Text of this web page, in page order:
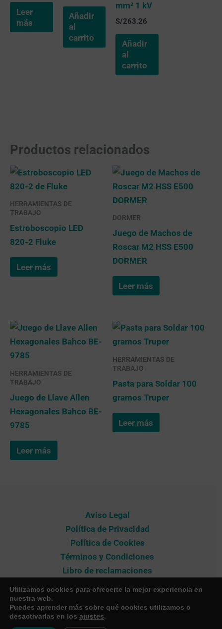
Leer
más
Añadir
al
carrito
mm² 1 kV
S/263.26
Añadir
al
carrito
Productos relacionados
HERRAMIENTAS DE
TRABAJO
Estroboscopio LED
820-2 Fluke
Leer más
DORMER
Juego de Machos de
Roscar M2 HSS E500
DORMER
Leer más
HERRAMIENTAS DE
TRABAJO
Juego de Llave Allen
Hexagonales Bahco BE-
9785
Leer más
HERRAMIENTAS DE
TRABAJO
Pasta para Soldar 100
gramos Truper
Leer más
Aviso Legal
Política de Privacidad
Política de Cookies
Términos y Condiciones
Libro de reclamaciones
Contacto
Utilizamos cookies para ofrecerte la mejor experiencia en
nuestra web.
Puedes aprender más sobre qué cookies utilizamos o
desactivarlas en los ajustes.